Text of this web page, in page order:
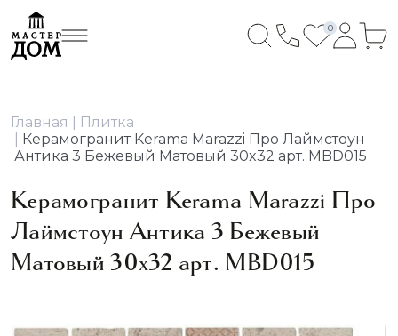
0
Главная
Плитка
Керамогранит Kerama Marazzi Про Лаймстоун
Антика 3 Бежевый Матовый 30x32 арт. MBD015
Керамогранит Kerama Marazzi Про
Лаймстоун Антика 3 Бежевый
Матовый 30x32 арт. MBD015